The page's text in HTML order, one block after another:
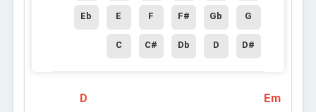
G
Gb
F#
F
E
Eb
D#
D
Db
C#
C
D Em